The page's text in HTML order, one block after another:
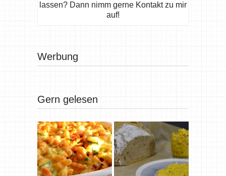
lassen? Dann nimm gerne Kontakt zu mir
auf!
Werbung
Gern gelesen